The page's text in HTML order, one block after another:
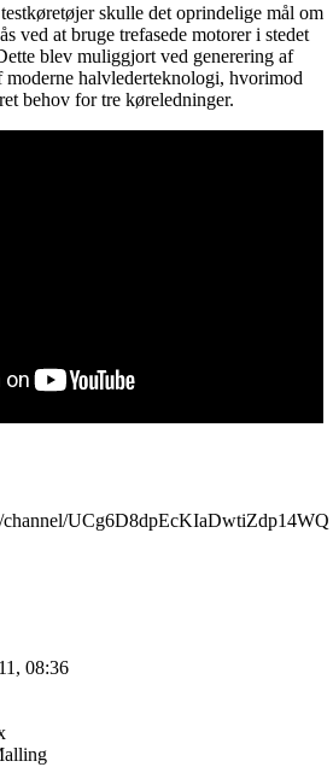
skulle det oprindelige mål om
ved at bruge trefasede motorer i stedet
blev muliggjort ved generering af
halvlederteknologi, hvorimod
behov for tre køreledninger.
UCg6D8dpEcKIaDwtiZdp14WQ
08:36